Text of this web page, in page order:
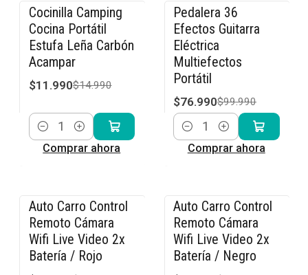
-20% OFF
Cocinilla Camping
Cocina Portátil
Estufa Leña Carbón
Acampar
$11.990$14.990
Cantidad
Comprar ahora
-23% OFF
Pedalera 36
Efectos Guitarra
Eléctrica
Multiefectos
Portátil
$76.990$99.990
Cantidad
Comprar ahora
-36% OFF
Auto Carro Control
Remoto Cámara
Wifi Live Video 2x
Batería / Rojo
-36% OFF
Auto Carro Control
Remoto Cámara
Wifi Live Video 2x
Batería / Negro